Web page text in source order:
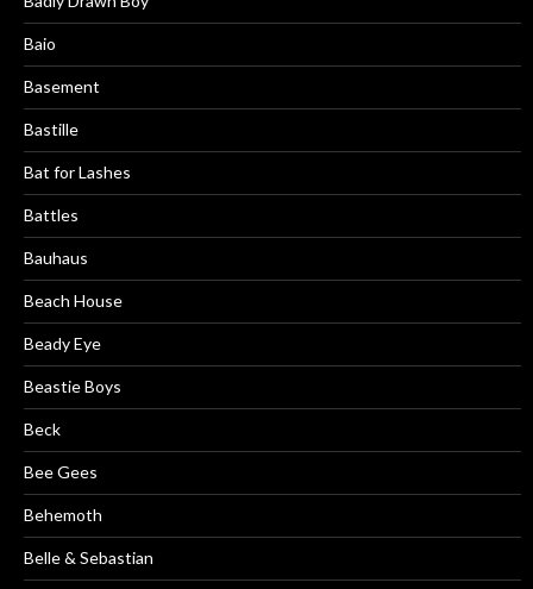
Baio
Basement
Bastille
Bat for Lashes
Battles
Bauhaus
Beach House
Beady Eye
Beastie Boys
Beck
Bee Gees
Behemoth
Belle & Sebastian